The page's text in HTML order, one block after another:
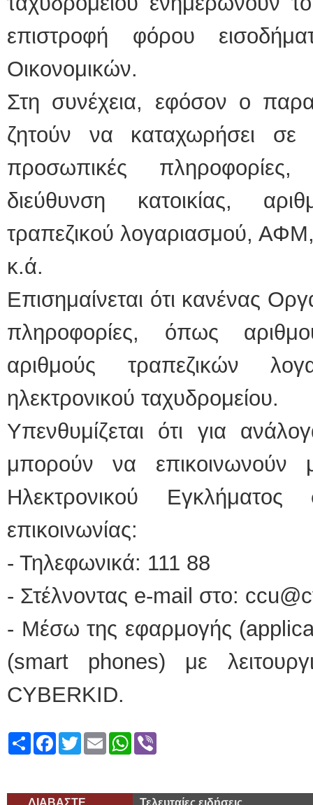
επιστροφή φόρου
Οικονομικών.
Στη συνέχεια, εφόσον ο
ζητούν να καταχωρήσει σε
προσωπικές
διεύθυνση κατοικίας,
τραπεζικού λογαριασμού,
κ.ά.
Επισημαίνεται ότι κανένας
πληροφορίες, όπως
αριθμούς τραπεζικών
ηλεκτρονικού ταχυδρομείου.
Υπενθυμίζεται ότι για
μπορούν να επικοινωνούν
Ηλεκτρονικού
επικοινωνίας:
- Τηλεφωνικά: 111 88
- Στέλνοντας e-mail στο:
- Μέσω της εφαρμογής
(smart phones) με
CYBERKID.
ShareFacebook
TwitterEmailWhatsApp
ΔΙΑΒΑΣΤΕ Τελευταίες ειδήσεις